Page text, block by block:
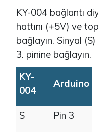
KY-004 bağlantı
hattını (+5V) ve
bağlayın. Sinyal
3. pinine bağlayın.
KY-
004
Arduino
S Pin 3